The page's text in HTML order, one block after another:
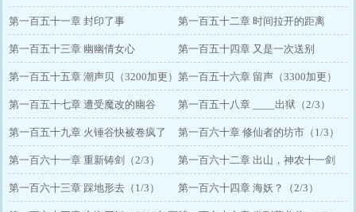
第一百五十一章 封印了事 第一百五十二章 时间拉开的距离
第一百五十三章 幽幽倩女心 第一百五十四章 又是一次送别
第一百五十五章 潮声贝（3200加更） 第一百五十六章 留声（3300加更）
第一百五十七章 遭受魔改的幽谷
（1/3）
第一百五十八章 ____出狱（2/3）
第一百五十九章 火锤谷快被卷疯了
（3400加更3/3）
第一百六十章 修仙者的坊市（1/3）
第一百六十一章 重新铸剑（2/3） 第一百六十二章 出山，神农十一剑
（3500加更3/3）
第一百六十三章 踩地形去（1/3） 第一百六十四章 海妖？（2/3）